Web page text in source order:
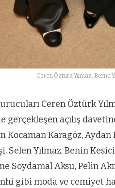
Ceren Öztürk Yılmaz, Berna
Ceren Öztürk
gerçekleşen açılış
Kocaman Karagöz,
Selen Yılmaz, Benin
Soydamal Aksu, Pelin
gibi moda ve cemiyet